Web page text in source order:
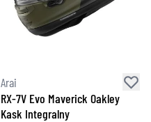
Arai
RX-7V Evo Maverick Oakley
Kask Integralny